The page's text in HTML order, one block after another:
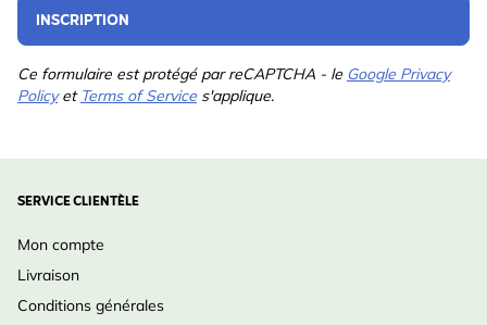
INSCRIPTION
Ce formulaire est protégé par reCAPTCHA - le Google Privacy
Policyet Terms of Service s'applique.
SERVICE CLIENTÈLE
Mon compte
Livraison
Conditions générales